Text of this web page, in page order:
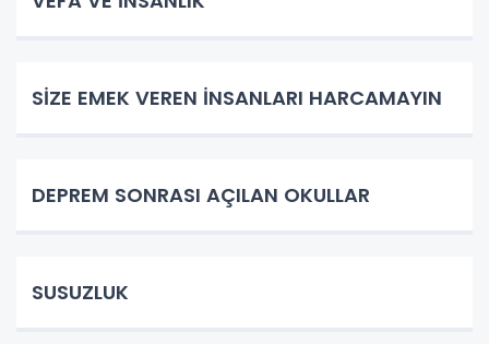
SİZE EMEK VEREN İNSANLARI HARCAMAYIN
DEPREM SONRASI AÇILAN OKULLAR
SUSUZLUK